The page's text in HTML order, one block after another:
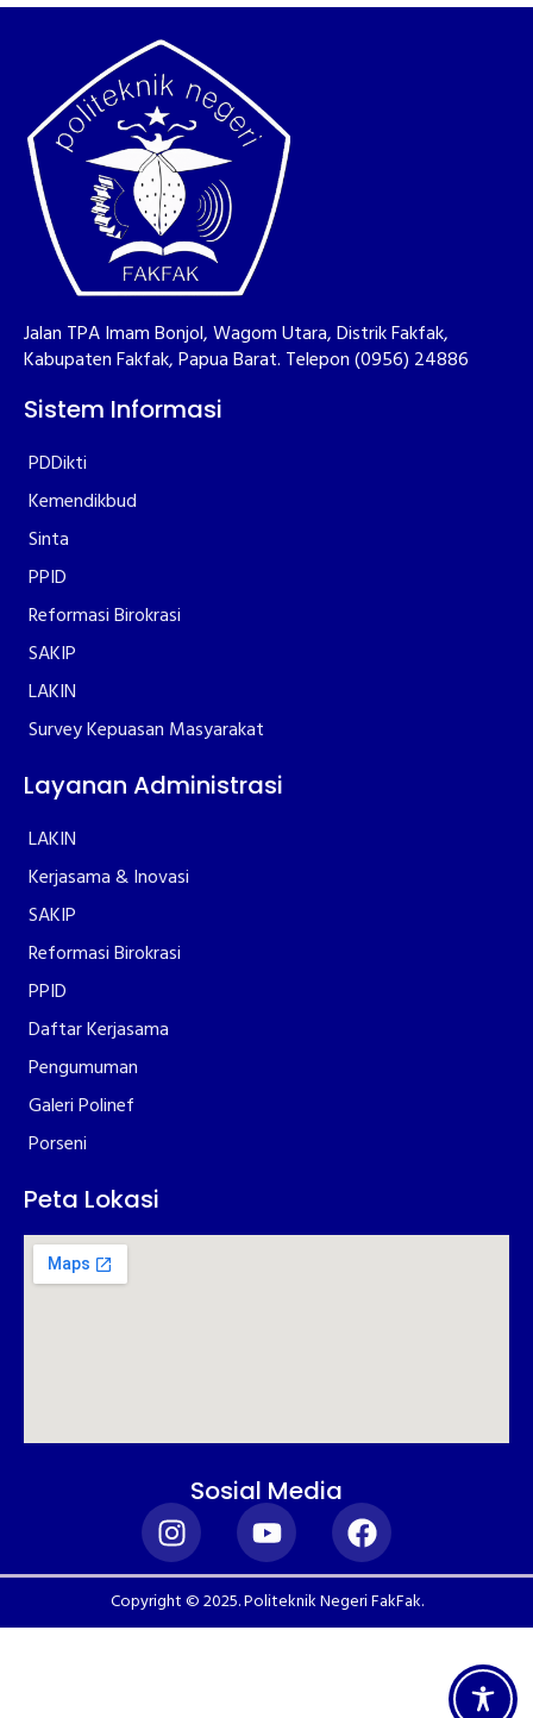
Jalan TPA Imam Bonjol, Wagom Utara, Distrik Fakfak,
Kabupaten Fakfak, Papua Barat. Telepon (0956) 24886
Sistem Informasi
PDDikti
Kemendikbud
Sinta
PPID
Reformasi Birokrasi
SAKIP
LAKIN
Survey Kepuasan Masyarakat
Layanan Administrasi
LAKIN
Kerjasama & Inovasi
SAKIP
Reformasi Birokrasi
PPID
Daftar Kerjasama
Pengumuman
Galeri Polinef
Porseni
Peta Lokasi
Sosial Media
Copyright © 2025. Politeknik Negeri FakFak.